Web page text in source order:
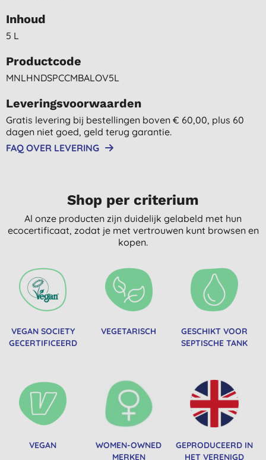
Inhoud
5 L
Productcode
MNLHNDSPCCMBALOV5L
Leveringsvoorwaarden
Gratis levering bij bestellingen boven € 60,00, plus 60
dagen niet goed, geld terug garantie.
FAQ OVER LEVERING
Shop per criterium
Al onze producten zijn duidelijk gelabeld met hun
ecocertificaat, zodat je met vertrouwen kunt browsen en
kopen.
VEGAN SOCIETY
GECERTIFICEERD
VEGETARISCH
GESCHIKT VOOR
SEPTISCHE TANK
VEGAN
WOMEN-OWNED
MERKEN
GEPRODUCEERD IN
HET VERENIGD